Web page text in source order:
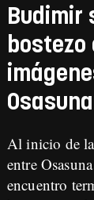
Budimir
bostezo
Al inicio de la
entre
encuentro